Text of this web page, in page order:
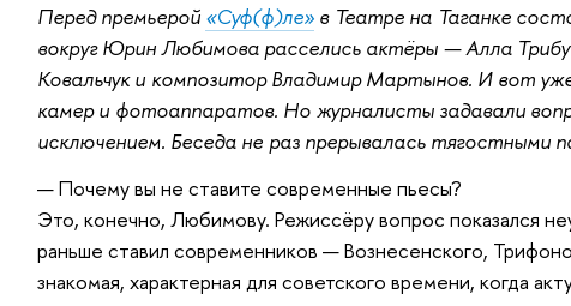
Перед премьерой «Суф(ф)ле»в Театре на Таганке
вокруг Юрин Любимова расселись актёры — Алла
Ковальчук и композитор Владимир Мартынов. И вот
камер и фотоаппаратов. Но журналисты задавали
исключением. Беседа не раз прерывалась тягостными
— Почему вы не ставите современные пьесы?
Это, конечно, Любимову. Режиссёру вопрос показался
раньше ставил современников — Вознесенского,
знакомая, характерная для советского времени, когда